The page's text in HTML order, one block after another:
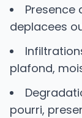
Presence
deplacees
plafond,
pourri,